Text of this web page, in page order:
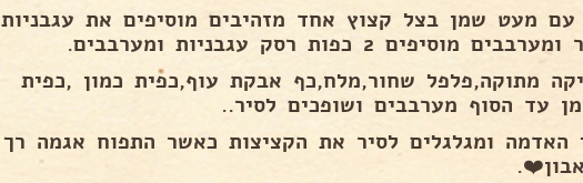
מעט שמן בצל קצוץ אחד מזהיבים מוסיפים את עגבניות
2 כפות רסק עגבניות ומערבבים.
מתוקה,פלפל שחור,מלח,כף אבקת עוף,כפית כמון ,כפית
עד הסוף מערבבים ושופכים לסיר..
האדמה ומגלגלים לסיר את הקציצות כאשר התפוח אגמה רך